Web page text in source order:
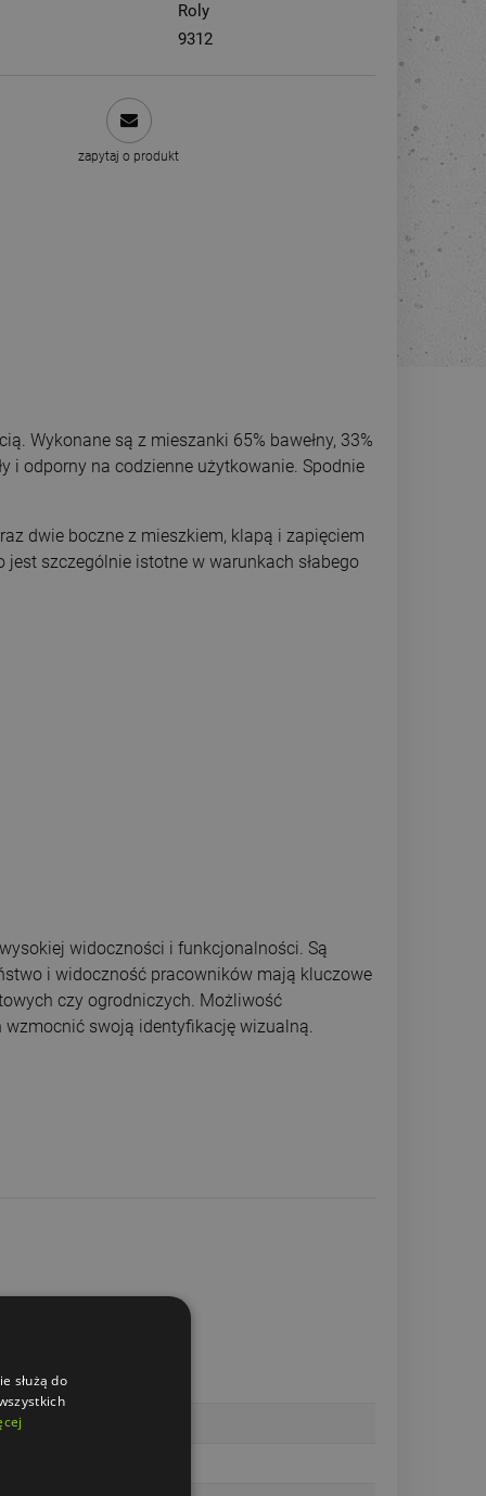
Roly
9312
zapytaj o produkt
Wykonane są z mieszanki 65% bawełny, 33%
i odporny na codzienne użytkowanie. Spodnie
dwie boczne z mieszkiem, klapą i zapięciem
szczególnie istotne w warunkach słabego
widoczności i funkcjonalności. Są
i widoczność pracowników mają kluczowe
czy ogrodniczych. Możliwość
wzmocnić swoją identyfikację wizualną.
służą do